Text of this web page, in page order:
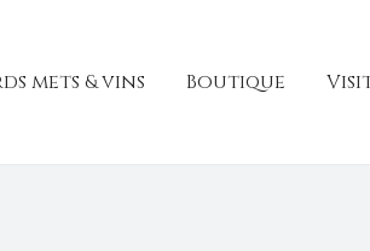
mets & vins Boutique